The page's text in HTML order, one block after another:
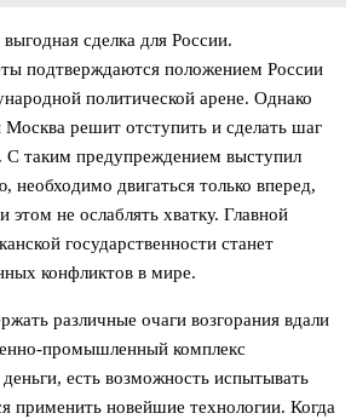
сделка для России.
подтверждаются положением России
политической арене. Однако
Москва решит отступить и сделать шаг
С таким предупреждением выступил
двигаться только вперед,
этом не ослаблять хватку. Главной
государственности станет
конфликтов в мире.
различные очаги возгорания вдали
промышленный комплекс
есть возможность испытывать
применить новейшие технологии. Когда